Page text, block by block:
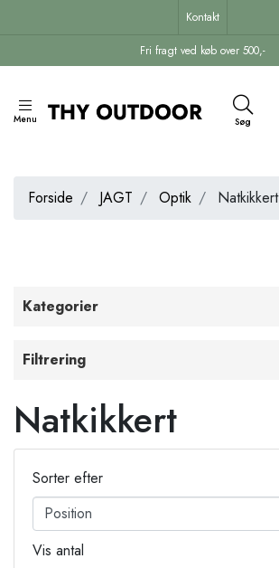
Fri fragt ved køb over 500,-
Kontakt
Menu Søg
Forside JAGT Optik Natkikkert
Kategorier
Filtrering
Natkikkert
Sorter efter
Vis antal